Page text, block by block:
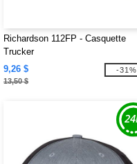
Richardson 112FP - Casquette
Trucker
9,26 $
13,50 $
-31%